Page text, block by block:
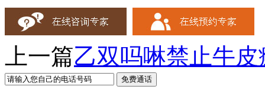
上一篇乙双吗啉禁止牛皮